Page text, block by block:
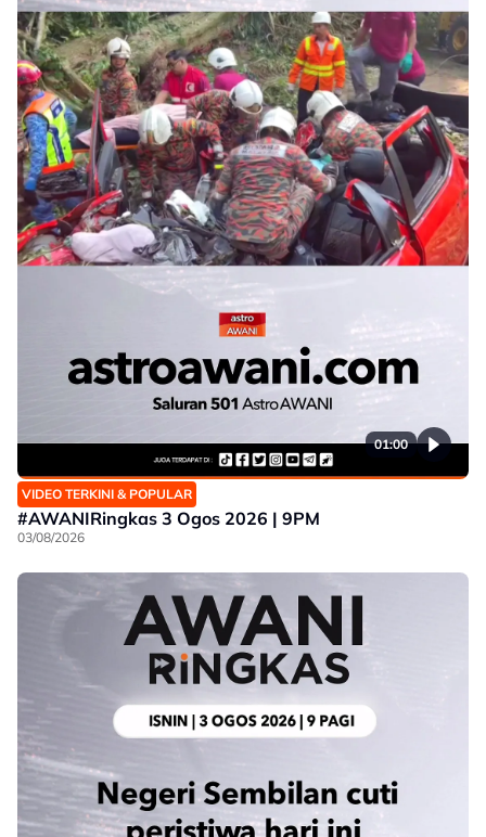
01:00
VIDEO TERKINI & POPULAR
#AWANIRingkas 3 Ogos 2026 | 9PM
03/08/2026